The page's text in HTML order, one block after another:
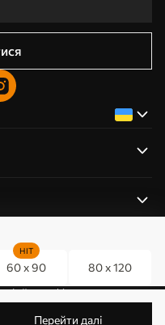
60 x 90
HIT
80 x 120
Перейти далі
файли cookie
захищені. Власник: